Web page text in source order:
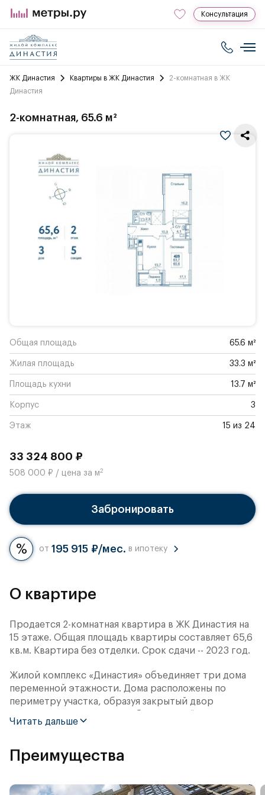
Консультация
ЖК Династия Квартиры в ЖК Династия
2-комнатная в ЖК
Династия
2-комнатная, 65.6 м²
Общая площадь 65.6 м²
Жилая площадь 33.3 м²
Площадь кухни 13.7 м²
Корпус 3
Этаж 15 из 24
33 324 800 ₽
508 000 ₽ / цена за м2
Забронировать
от 195 915 ₽/мес. в ипотеку
О квартире
Продается 2-комнатная квартира в ЖК Династия на
15 этаже. Общая площадь квартиры составляет 65,6
кв.м. Квартира без отделки. Срок сдачи -- 2023 год.
Жилой комплекс «Династия» объединяет три дома
переменной этажности. Дома расположены по
периметру участка, образуя закрытый двор
дворовой территории — «Парк отдыха в
российские и международные решения досуга под
открытым небом: городских пространств,
Читать дальше
Преимущества